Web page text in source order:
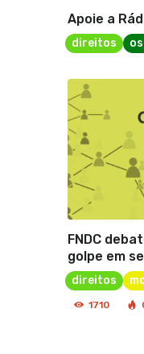
Apoie a
direitos
FNDC
golpe em
direitos
1710